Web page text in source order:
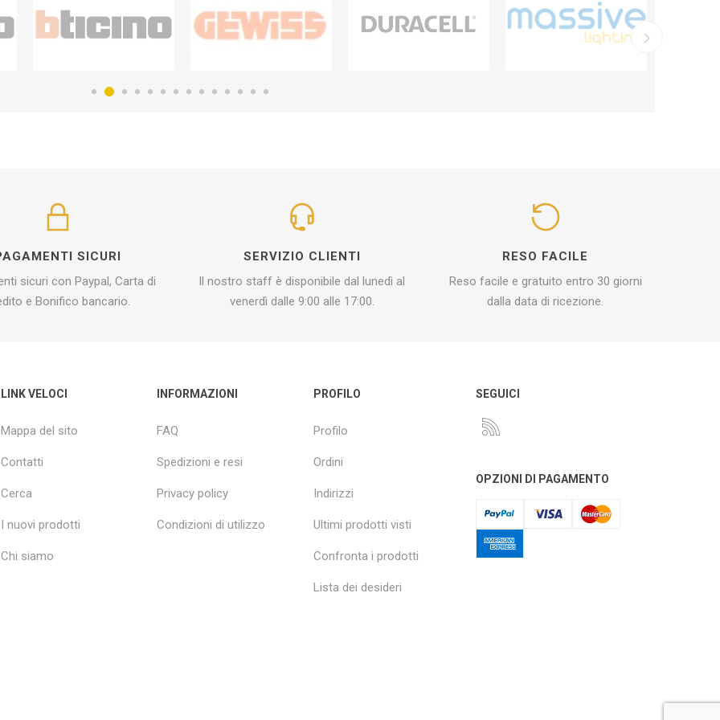
SICURI
sicuri con Paypal, Carta di
e Bonifico bancario.
SERVIZIO CLIENTI
Il nostro staff è disponibile dal lunedì al
venerdì dalle 9:00 alle 17:00.
RESO FACILE
Reso facile e gratuito entro 30 giorni
dalla data di ricezione.
LINK VELOCI
Mappa del sito
Contatti
Cerca
I nuovi prodotti
Chi siamo
INFORMAZIONI
FAQ
Spedizioni e resi
Privacy policy
Condizioni di utilizzo
PROFILO
Profilo
Ordini
Indirizzi
Ultimi prodotti visti
Confronta i prodotti
Lista dei desideri
SEGUICI
OPZIONI DI PAGAMENTO